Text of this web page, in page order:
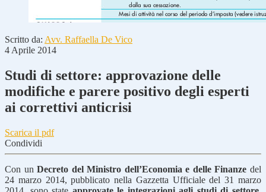
Scritto da: Avv. Raffaella De Vico
4 Aprile 2014
Studi di settore: approvazione delle
modifiche e parere positivo degli esperti
ai correttivi anticrisi
Scarica il pdf
Condividi
Con unDecreto del Ministro dell’Economia e delle Finanze del
24 marzo 2014, pubblicato nella Gazzetta Ufficiale del 31 marzo